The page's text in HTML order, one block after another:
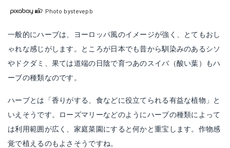
Photo bystevepb
一般的にハーブは、ヨーロッパ風のイメージが強く、とてもおし
ゃれな感じがします。ところが日本でも昔から馴染みのあるシソ
やドクダミ、果ては道端の日陰で育つあのスイバ（酸い葉）もハ
ーブの種類なのです。
ハーブとは「香りがする、食などに役立てられる有益な植物」と
いえそうです。ローズマリーなどのようにハーブの種類によって
は利用範囲が広く、家庭菜園にすると何かと重宝します。作物感
覚で植えるのもよさそうですね。